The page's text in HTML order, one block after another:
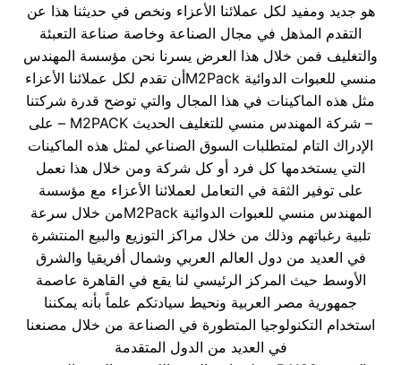
هو جديد ومفيد لكل عملائنا الأعزاء ونخص في حديثنا هذا عن
التقدم المذهل في مجال الصناعة وخاصة صناعة التعبئة
والتغليف فمن خلال هذا العرض يسرنا نحن مؤسسة المهندس
منسي للعبوات الدوائية M2Packأن تقدم لكل عملائنا الأعزاء
مثل هذه الماكينات في هذا المجال والتي توضح قدرة شركتنا
– شركة المهندس منسي للتغليف الحديث M2PACK – على
الإدراك التام لمتطلبات السوق الصناعي لمثل هذه الماكينات
التي يستخدمها كل فرد أو كل شركة ومن خلال هذا نعمل
على توفير الثقة في التعامل لعملائنا الأعزاء مع مؤسسة
المهندس منسي للعبوات الدوائية M2Packمن خلال سرعة
تلبية رغباتهم وذلك من خلال مراكز التوزيع والبيع المنتشرة
في العديد من دول العالم العربي وشمال أفريقيا والشرق
الأوسط حيث المركز الرئيسي لنا يقع في القاهرة عاصمة
جمهورية مصر العربية ونحيط سيادتكم علماً بأنه يمكننا
استخدام التكنولوجيا المتطورة في الصناعة من خلال مصنعنا
في العديد من الدول المتقدمة